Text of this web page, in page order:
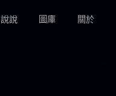
說說 圖庫 關於